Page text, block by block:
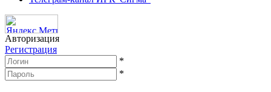
Авторизация
Регистрация
*
*